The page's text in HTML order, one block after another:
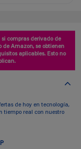
compras derivado de
de Amazon, se obtienen
aplicables. Esto no
de hoy en tecnología,
tiempo real con nuestro